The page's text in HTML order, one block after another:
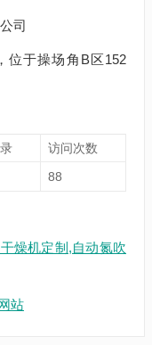
司
位于操场角B区152
访问次数
88
燥机定制,自动氮吹
站